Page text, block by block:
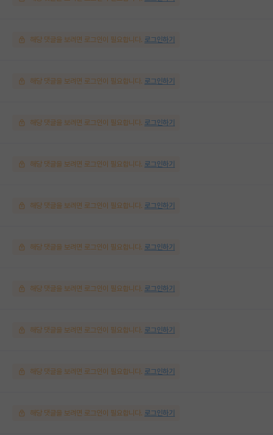
해당 댓글을 보려면 로그인이 필요합니다. 로그인하기
해당 댓글을 보려면 로그인이 필요합니다. 로그인하기
해당 댓글을 보려면 로그인이 필요합니다. 로그인하기
해당 댓글을 보려면 로그인이 필요합니다. 로그인하기
해당 댓글을 보려면 로그인이 필요합니다. 로그인하기
해당 댓글을 보려면 로그인이 필요합니다. 로그인하기
해당 댓글을 보려면 로그인이 필요합니다. 로그인하기
해당 댓글을 보려면 로그인이 필요합니다. 로그인하기
해당 댓글을 보려면 로그인이 필요합니다. 로그인하기
해당 댓글을 보려면 로그인이 필요합니다. 로그인하기